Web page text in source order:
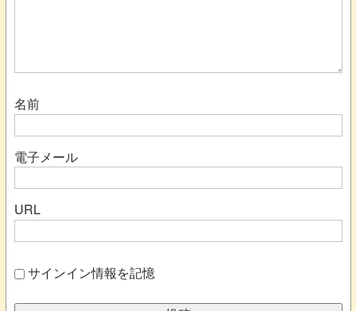
名前
電子メール
URL
サインイン情報を記憶